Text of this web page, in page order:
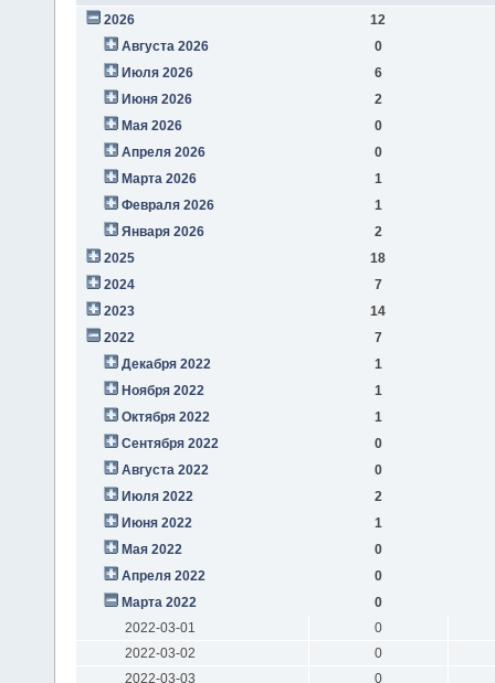
2026
12
Августа 2026
0
Июля 2026
6
Июня 2026
2
Мая 2026
0
Апреля 2026
0
Марта 2026
1
Февраля 2026
1
Января 2026
2
2025
18
2024
7
2023
14
2022
7
Декабря 2022
1
Ноября 2022
1
Октября 2022
1
Сентября 2022
0
Августа 2022
0
Июля 2022
2
Июня 2022
1
Мая 2022
0
Апреля 2022
0
Марта 2022
0
2022-03-01
0
2022-03-02
0
2022-03-03
0